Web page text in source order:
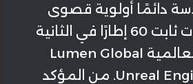
دائمًا أولوية قصوى
أثناء التطوير. تحافظ Marvel Rivals على معدل إطارات ثابت 60 إطارًا في الثانية
بدقة 1440 بكسل من خلال استخدام تقنية الإضاءة العالمية Lumen Global
Illumination وتقنية Chaos Destruction من Unreal Engine 5. من المؤكد